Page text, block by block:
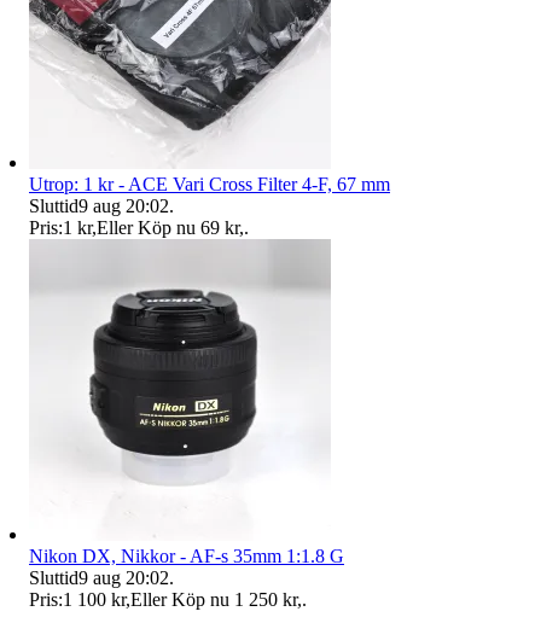
Utrop: 1 kr - ACE Vari Cross Filter 4-F, 67 mm
Sluttid9 aug 20:02.
Pris:1 kr,Eller Köp nu 69 kr,.
Nikon DX, Nikkor - AF-s 35mm 1:1.8 G
Sluttid9 aug 20:02.
Pris:1 100 kr,Eller Köp nu 1 250 kr,.